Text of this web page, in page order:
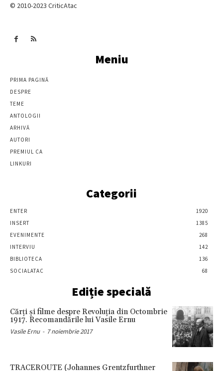
© 2010-2023 CriticAtac
Meniu
PRIMA PAGINĂ
DESPRE
TEME
ANTOLOGII
ARHIVĂ
AUTORI
PREMIUL CA
LINKURI
Categorii
ENTER
1920
INSERT
1385
EVENIMENTE
268
INTERVIU
142
BIBLIOTECA
136
SOCIALATAC
68
Ediție specială
Cărţi şi filme despre Revoluţia din Octombrie
1917. Recomandările lui Vasile Ernu
Vasile Ernu - 7 noiembrie 2017
TRACEROUTE (Johannes Grentzfurthner